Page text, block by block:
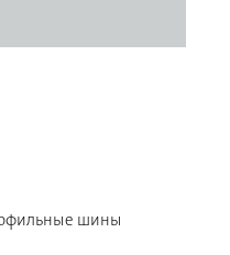
шины